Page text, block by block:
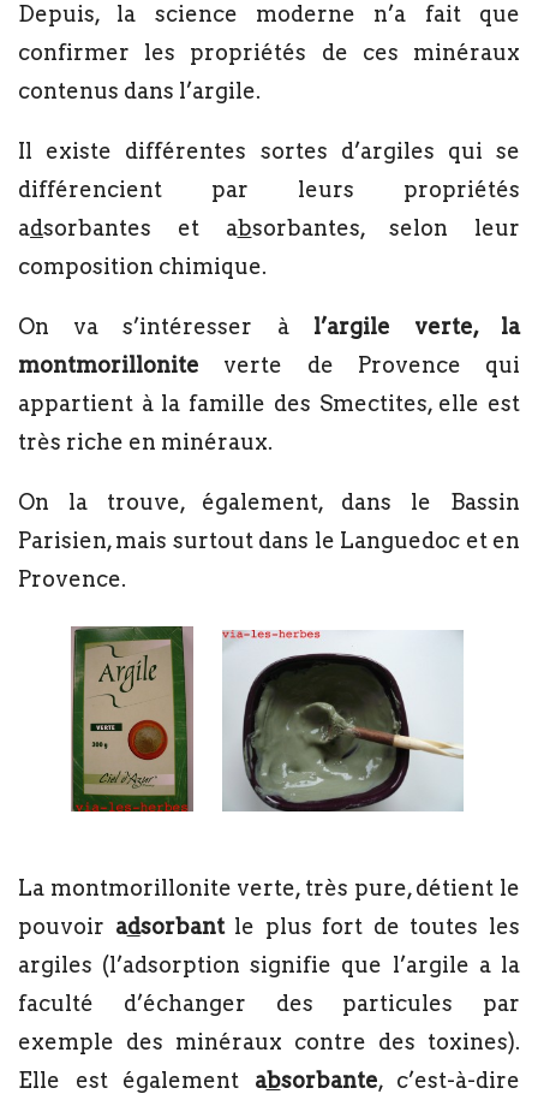
Depuis, la science moderne n’a fait que
confirmer les propriétés de ces minéraux
contenus dans l’argile.
Il existe différentes sortes d’argiles qui se
différencient par leurs propriétés
adsorbantes et absorbantes, selon leur
composition chimique.
On va s’intéresser àl’argile verte, la
montmorillonite verte de Provence qui
appartient à la famille des Smectites, elle est
très riche en minéraux.
On la trouve, également, dans le Bassin
Parisien, mais surtout dans le Languedoc et en
Provence.
La montmorillonite verte, très pure, détient le
pouvoir adsorbantle plus fort de toutes les
argiles (l’adsorption signifie que l’argile a la
faculté d’échanger des particules par
exemple des minéraux contre des toxines).
Elle est également absorbante, c’est-à-dire